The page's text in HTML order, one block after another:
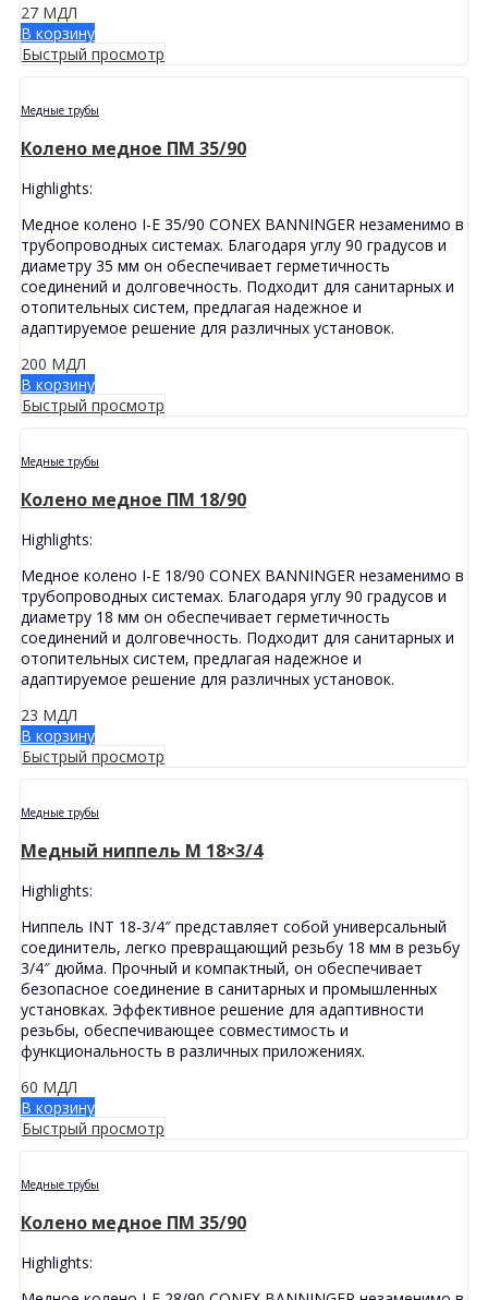
27 МДЛ
В корзину
Быстрый просмотр
Медные трубы
Колено медное ПМ 35/90
Highlights:
Медное колено I-E 35/90 CONEX BANNINGER незаменимо в
трубопроводных системах. Благодаря углу 90 градусов и
диаметру 35 мм он обеспечивает герметичность
соединений и долговечность. Подходит для санитарных и
отопительных систем, предлагая надежное и
адаптируемое решение для различных установок.
200 МДЛ
В корзину
Быстрый просмотр
Медные трубы
Колено медное ПМ 18/90
Highlights:
Медное колено I-E 18/90 CONEX BANNINGER незаменимо в
трубопроводных системах. Благодаря углу 90 градусов и
диаметру 18 мм он обеспечивает герметичность
соединений и долговечность. Подходит для санитарных и
отопительных систем, предлагая надежное и
адаптируемое решение для различных установок.
23 МДЛ
В корзину
Быстрый просмотр
Медные трубы
Медный ниппель M 18×3/4
Highlights:
Ниппель INT 18-3/4″ представляет собой универсальный
соединитель, легко превращающий резьбу 18 мм в резьбу
3/4″ дюйма. Прочный и компактный, он обеспечивает
безопасное соединение в санитарных и промышленных
установках. Эффективное решение для адаптивности
резьбы, обеспечивающее совместимость и
функциональность в различных приложениях.
60 МДЛ
В корзину
Быстрый просмотр
Медные трубы
Колено медное ПМ 35/90
Highlights: